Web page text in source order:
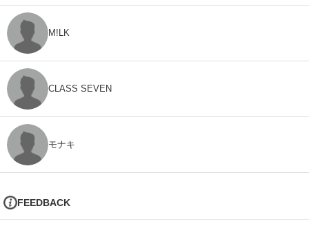
M!LK
CLASS SEVEN
モナキ
FEEDBACK